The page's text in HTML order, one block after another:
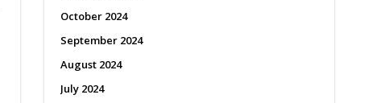
October 2024
September 2024
August 2024
July 2024